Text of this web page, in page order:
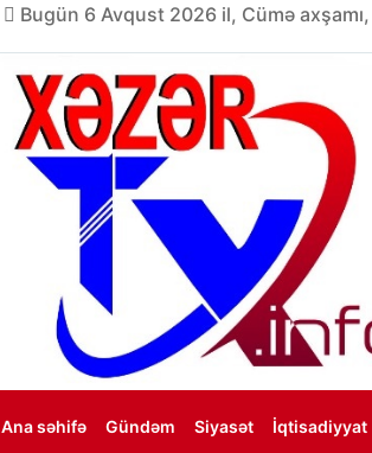
Bugün 6 Avqust 2026 il, Cümə
Ana səhifə Gündəm Siyasət İqtisadiyyat